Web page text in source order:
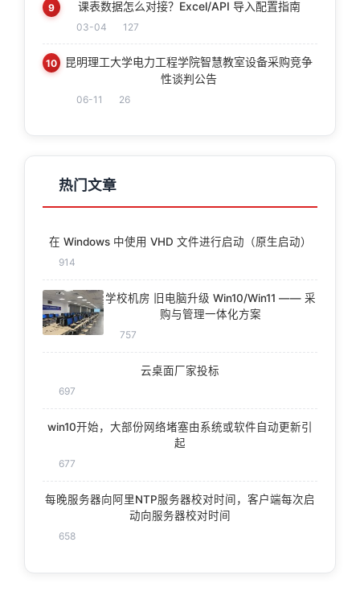
9 课表数据怎么对接？Excel/API 导入配置指南
03-04 127
10
昆明理工大学电力工程学院智慧教室设备采购竞争
性谈判公告
06-11 26
热门文章
在 Windows 中使用 VHD 文件进行启动（原生启动）
914
学校机房 旧电脑升级 Win10/Win11 —— 采
购与管理一体化方案
757
云桌面厂家投标
697
win10开始，大部份网络堵塞由系统或软件自动更新引
起
677
每晚服务器向阿里NTP服务器校对时间，客户端每次启
动向服务器校对时间
658